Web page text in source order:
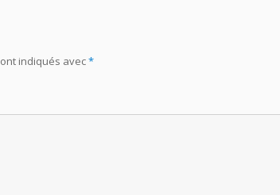
indiqués avec*